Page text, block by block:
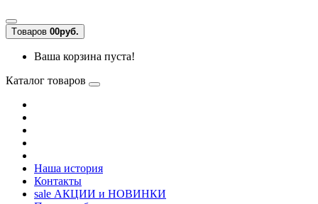
Tоваров 00руб.
Ваша корзина пуста!
Каталог товаров
Наша история
Контакты
sale АКЦИИ и НОВИНКИ